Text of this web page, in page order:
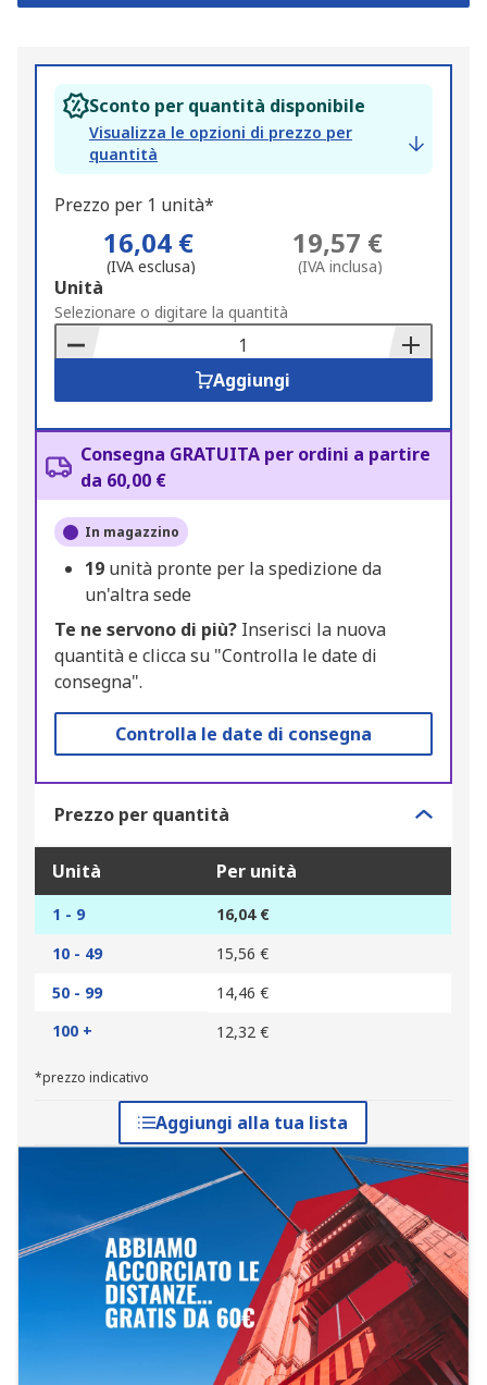
Sconto per quantità disponibile
Visualizza le opzioni di prezzo per
quantità
Prezzo per 1 unità*
16,04 €
(IVA esclusa)
19,57 €
(IVA inclusa)
Add
to
Basket
Unità
Selezionare o digitare la quantità
Aggiungi
Consegna GRATUITA per ordini a partire
da 60,00 €
In magazzino
19 unità pronte per la spedizione da
un'altra sede
Te ne servono di più? Inserisci la nuova
quantità e clicca su "Controlla le date di
consegna".
Controlla le date di consegna
Prezzo per quantità
Unità Per unità
1 - 9
16,04 €
10 - 49
15,56 €
50 - 99
14,46 €
100 +
12,32 €
*prezzo indicativo
Aggiungi alla tua lista